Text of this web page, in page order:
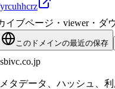
イブページ・viewer・ダ
このドメインの最近の保存
タデータ、ハッシュ、